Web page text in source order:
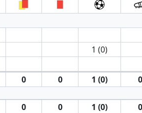
1 (0)
0 0 1 (0) 0
0 0 1 (0) 0